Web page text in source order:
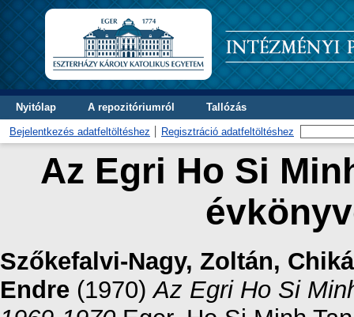
Nyitólap A repozitóriumról Tallózás
Bejelentkezés adatfeltöltéshez Regisztráció adatfeltöltéshez
Az Egri Ho Si
Szőkefalvi-Nagy, Zoltán,
Endre (1970)Az Egri Ho Si